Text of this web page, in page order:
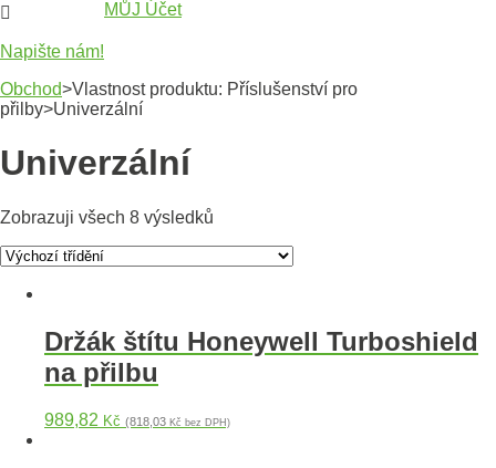

Napište nám!
MŮJ Účet
Obchod>Vlastnost produktu: Příslušenství pro
přilby>Univerzální
Univerzální
Zobrazuji všech 8 výsledků
Držák štítu Honeywell Turboshield
na přilbu
989,82 Kč (818,03 Kč bez DPH)